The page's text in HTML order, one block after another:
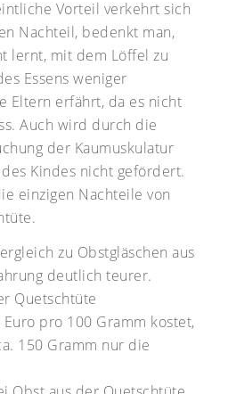
Vorteil verkehrt sich
Nachteil, bedenkt man,
lernt, mit dem Löffel zu
Essens weniger
Eltern erfährt, da es nicht
Auch wird durch die
der Kaumuskulatur
Kindes nicht gefördert.
einzigen Nachteile von
zu Obstgläschen aus
deutlich teurer.
Quetschtüte
pro 100 Gramm kostet,
150 Gramm nur die